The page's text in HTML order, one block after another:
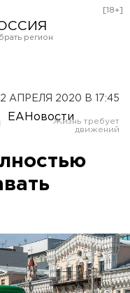
[18+]
2 АПРЕЛЯ 2020 В 17:45
ЕАНовости